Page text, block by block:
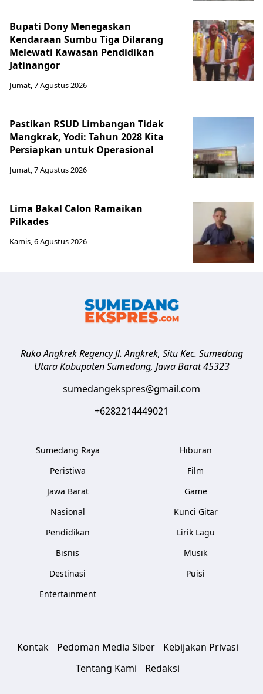
Bupati Dony Menegaskan
Kendaraan Sumbu Tiga Dilarang
Melewati Kawasan Pendidikan
Jatinangor
Jumat, 7 Agustus 2026
Pastikan RSUD Limbangan Tidak
Mangkrak, Yodi: Tahun 2028 Kita
Persiapkan untuk Operasional
Jumat, 7 Agustus 2026
Lima Bakal Calon Ramaikan
Pilkades
Kamis, 6 Agustus 2026
Ruko Angkrek Regency Jl. Angkrek, Situ Kec. Sumedang
Utara Kabupaten Sumedang, Jawa Barat 45323
sumedangekspres@gmail.com
+6282214449021
Sumedang Raya
Peristiwa
Jawa Barat
Nasional
Pendidikan
Bisnis
Destinasi
Entertainment
Hiburan
Film
Game
Kunci Gitar
Lirik Lagu
Musik
Puisi
Kontak Pedoman Media Siber
Kebijakan Privasi
Tentang Kami
Redaksi